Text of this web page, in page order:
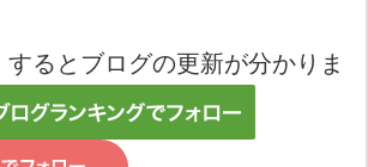
するとブログの更新が分かりま